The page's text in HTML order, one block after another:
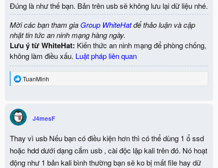
Đúng là như thế bạn. Bản trên usb sẽ không lưu lại dữ liệu nhé.
Mời các bạn tham gia Group WhiteHatđể thảo luận và cập
nhật tin tức an ninh mạng hàng ngày.
Lưu ý từ WhiteHat: Kiến thức an ninh mạng để phòng chống,
không làm điều xấu. Luật pháp liên quan
R
t
i
o
s
:
TuanMinh
J4mesF
Thay vì usb Nếu bạn có điều kiện hơn thì có thể dùng 1 ổ ssd
hoặc hdd dưới dạng cắm usb , cài độc lập kali trên đó. Nó hoạt
động như 1 bản kali bình thường bạn sẽ ko bị mất file hay dữ